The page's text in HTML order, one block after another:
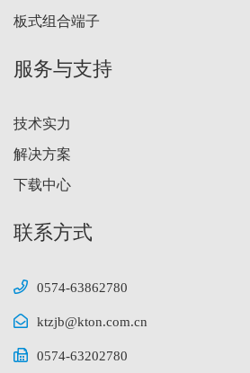
板式组合端子
服务与支持
技术实力
解决方案
下载中心
联系方式
0574-63862780
ktzjb@kton.com.cn
0574-63202780